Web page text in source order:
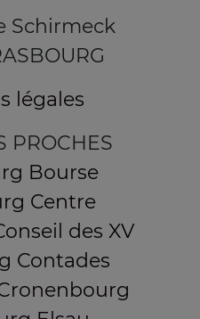
Schirmeck
légales
PROCHES
Bourse
Centre
des XV
Contades